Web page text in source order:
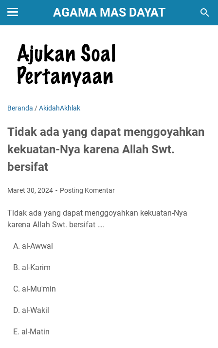
AGAMA MAS DAYAT
Beranda /AkidahAkhlak
Tidak ada yang dapat menggoyahkan
kekuatan-Nya karena Allah Swt.
bersifat
Maret 30, 2024 Posting Komentar
Tidak ada yang dapat menggoyahkan kekuatan-Nya
karena Allah Swt. bersifat ….
A. al-Awwal
B. al-Karim
C. al-Mu'min
D. al-Wakil
E. al-Matin